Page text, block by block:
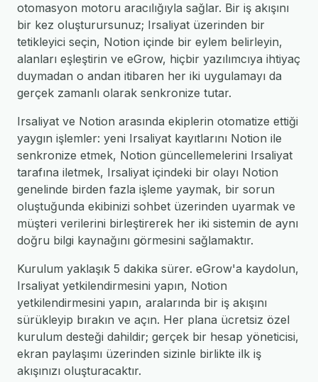
otomasyon motoru aracılığıyla sağlar. Bir iş akışını
bir kez oluşturursunuz; Irsaliyat üzerinden bir
tetikleyici seçin, Notion içinde bir eylem belirleyin,
alanları eşleştirin ve eGrow, hiçbir yazılımcıya ihtiyaç
duymadan o andan itibaren her iki uygulamayı da
gerçek zamanlı olarak senkronize tutar.
Irsaliyat ve Notion arasında ekiplerin otomatize ettiği
yaygın işlemler: yeni Irsaliyat kayıtlarını Notion ile
senkronize etmek, Notion güncellemelerini Irsaliyat
tarafına iletmek, Irsaliyat içindeki bir olayı Notion
genelinde birden fazla işleme yaymak, bir sorun
oluştuğunda ekibinizi sohbet üzerinden uyarmak ve
müşteri verilerini birleştirerek her iki sistemin de aynı
doğru bilgi kaynağını görmesini sağlamaktır.
Kurulum yaklaşık 5 dakika sürer. eGrow'a kaydolun,
Irsaliyat yetkilendirmesini yapın, Notion
yetkilendirmesini yapın, aralarında bir iş akışını
sürükleyip bırakın ve açın. Her plana ücretsiz özel
kurulum desteği dahildir; gerçek bir hesap yöneticisi,
ekran paylaşımı üzerinden sizinle birlikte ilk iş
akışınızı oluşturacaktır.